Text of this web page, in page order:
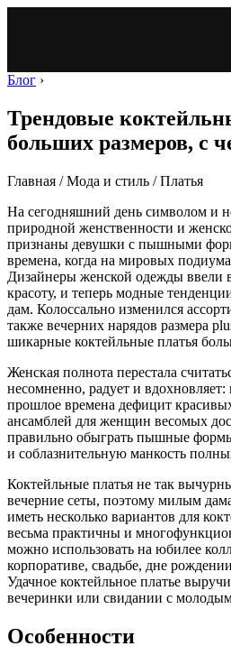
Блог ›
Трендовые
больших размеров, с
Главная / Мода и стиль / Платья
На сегодняшний день символом и
природной женственности и
признаны девушки с пышными
времена, когда на мировых
Дизайнеры женской одежды
красоту, и теперь модные
дам. Колоссально изменился
также вечерних нарядов размера
шикарные коктейльные платья
Женская полнота перестала
несомненно, радует и вдохновляет:
прошлое времена дефицит
ансамблей для женщин весомых
правильно обыграть пышные
и соблазнительную манкость
Коктейльные платья не так
вечерние сеты, поэтому милым
иметь несколько вариантов для
весьма практичны и
можно использовать на юбилее
корпоративе, свадьбе, дне
Удачное коктейльное платье
вечеринки или свидании с
Особенности